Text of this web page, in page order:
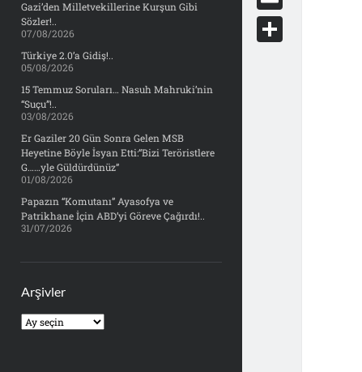
Gazi’den Milletvekillerine Kurşun Gibi
Sözler!..
07/08/2026
Türkiye 2.0’a Gidiş!..
05/08/2026
15 Temmuz Soruları… Nasuh Mahruki’nin
“Suçu”!..
03/08/2026
Er Gaziler 20 Gün Sonra Gelen MSB
Heyetine Böyle İsyan Etti:“Bizi Teröristlere
G……yle Güldürdünüz”
01/08/2026
Papazın “Komutanı” Ayasofya ve
Patrikhane İçin ABD’yi Göreve Çağırdı!..
31/07/2026
Arşivler
Arşivler
y
db
d
d
o
c
E